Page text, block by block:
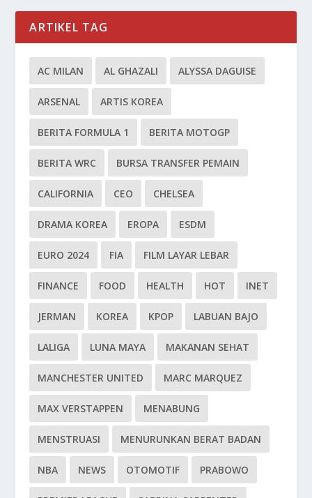
ARTIKEL TAG
AC MILAN AL GHAZALI ALYSSA DAGUISE
ARSENAL ARTIS KOREA
BERITA FORMULA 1 BERITA MOTOGP
BERITA WRC BURSA TRANSFER PEMAIN
CALIFORNIA CEO CHELSEA
DRAMA KOREA EROPA ESDM
EURO 2024 FIA FILM LAYAR LEBAR
FINANCE FOOD HEALTH HOT INET
JERMAN KOREA KPOP LABUAN BAJO
LALIGA LUNA MAYA MAKANAN SEHAT
MANCHESTER UNITED MARC MARQUEZ
MAX VERSTAPPEN MENABUNG
MENSTRUASI MENURUNKAN BERAT BADAN
NBA NEWS OTOMOTIF PRABOWO